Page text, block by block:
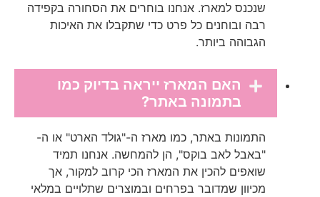
שנכנס למארז. אנחנו בוחרים את הסחורה בקפידה
רבה ובוחנים כל פרט כדי שתקבלו את האיכות
הגבוהה ביותר.
האם המארז ייראה בדיוק כמו
בתמונה באתר?
התמונות באתר, כמו מארז ה-"גולד הארט" או ה-
"באבל לאב בוקס", הן להמחשה. אנחנו תמיד
שואפים להכין את המארז הכי קרוב למקור, אך
מכיוון שמדובר בפרחים ובמוצרים שתלויים במלאי